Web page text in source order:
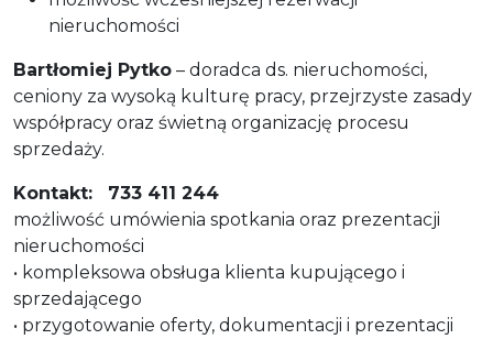
nieruchomości
Bartłomiej Pytko – doradca ds. nieruchomości,
ceniony za wysoką kulturę pracy, przejrzyste zasady
współpracy oraz świetną organizację procesu
sprzedaży.
Kontakt:
733 411 244
możliwość umówienia spotkania oraz prezentacji
nieruchomości
• kompleksowa obsługa klienta kupującego i
sprzedającego
• przygotowanie oferty, dokumentacji i prezentacji